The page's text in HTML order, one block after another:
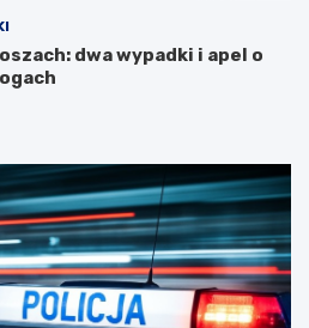
dwa wypadki i apel o